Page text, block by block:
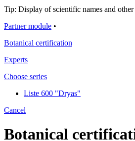
Tip: Display of scientific names and other
Partner module •
Botanical certification
Experts
Choose series
Liste 600 "Dryas"
Cancel
Botanical